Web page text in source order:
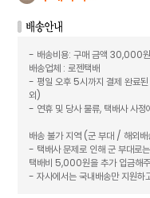
- 배송비용: 구매 금액 30,000
배송업체 : 로젠택배
- 평일 오후 5시까지 결제 완료
외)
- 연휴 및 당사 물류, 택배사 사정
배송 불가 지역 (군 부대 / 해외배
- 택배사 문제로 인해 군 부대로
택배비 5,000원을 추가 입금해
- 자사에서는 국내배송만 지원하